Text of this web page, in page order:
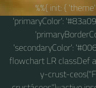
%%{ init: {
'primaryColor':
'secondaryColor':
flowchart LR classDef
y-crust-